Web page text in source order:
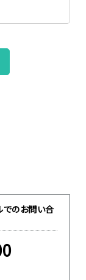
でのお問い合